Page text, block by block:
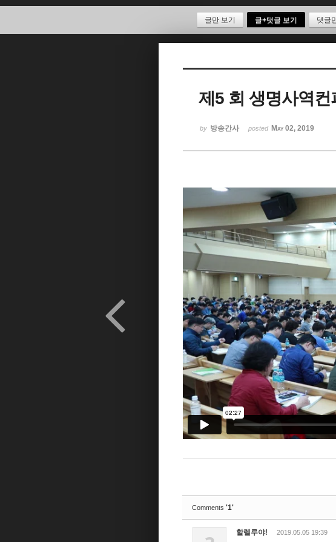
글만 보기 글+댓글 보기 댓글
제5 회 생명사역
by 방송간사 posted May 02, 2019
Comments '1'
할렐루야! 2019.05.05 19:39
Sketchbook5, 스케치북5
Sketchbook5, 스케치북5